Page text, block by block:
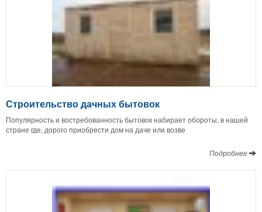
Строительство дачных бытовок
Популярность и востребованность бытовок набирает обороты, в нашей
стране где, дорого приобрести дом на даче или возве
Подробнее